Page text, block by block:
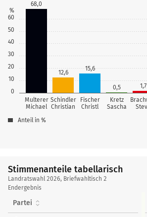
0
10
20
30
40
50
60
%
Multerer
Michael
Schindler
Christian
Fischer
Christl
Kretz
Sascha
68,0
12,6
15,6
0,5 1,7
Anteil in %
Stimmenanteile tabellarisch
Stimmenanteile
tabellarisch
Landratswahl 2026, Briefwahltisch 2
Endergebnis
Partei